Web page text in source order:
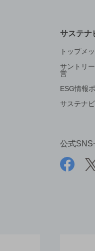
サステナ
トップメ
サントリ
営
ESG情報
サステナ
公式SNS